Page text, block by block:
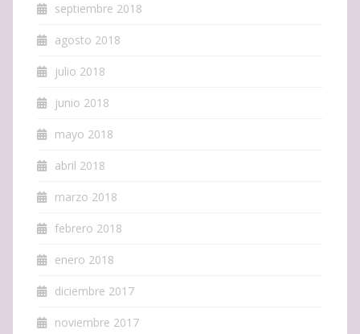
septiembre 2018
agosto 2018
julio 2018
junio 2018
mayo 2018
abril 2018
marzo 2018
febrero 2018
enero 2018
diciembre 2017
noviembre 2017